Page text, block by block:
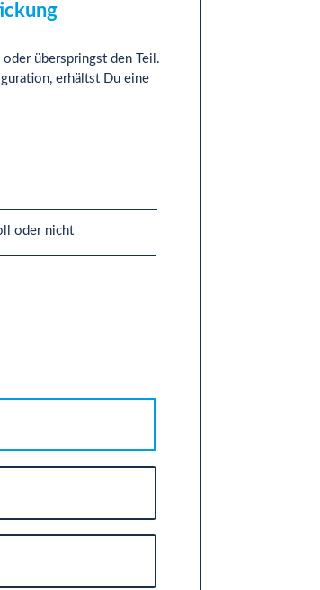
überspringst den Teil.
erhältst Du eine
oder nicht